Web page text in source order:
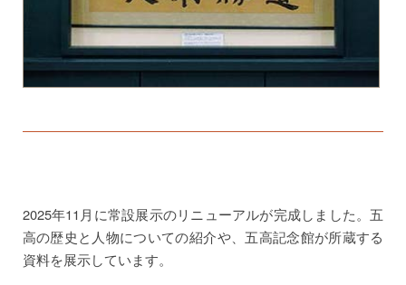
2025年11月に常設展示のリニューアルが完成しました。五
高の歴史と人物についての紹介や、五高記念館が所蔵する
資料を展示しています。